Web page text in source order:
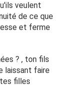
pas très cool
elle non non il
de sais 12
pas
qu'il voyait
sa avec
papa
ne
veulent
de ce que
et ferme
? , ton fils
laissant faire
filles